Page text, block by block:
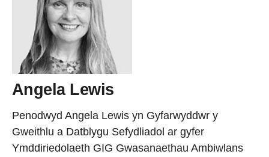
Angela Lewis
Penodwyd Angela Lewis yn Gyfarwyddwr y
Gweithlu a Datblygu Sefydliadol ar gyfer
Ymddiriedolaeth GIG Gwasanaethau Ambiwlans